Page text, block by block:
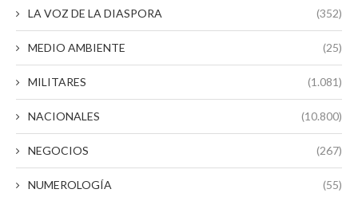
LA VOZ DE LA DIASPORA (352)
MEDIO AMBIENTE (25)
MILITARES (1.081)
NACIONALES (10.800)
NEGOCIOS (267)
NUMEROLOGÍA (55)